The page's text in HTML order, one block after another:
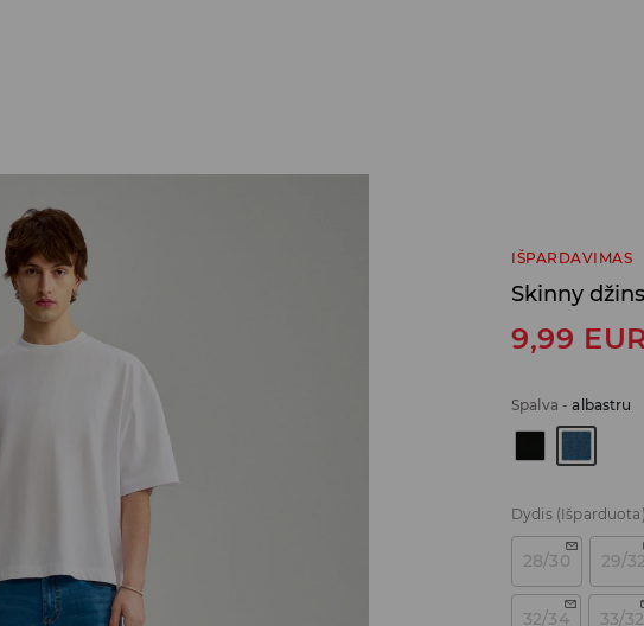
IŠPARDAVIMAS
Skinny
9,99
Spalva -albastru
Dydis (Išparduota)
28/30 29/32
32/34 33/32